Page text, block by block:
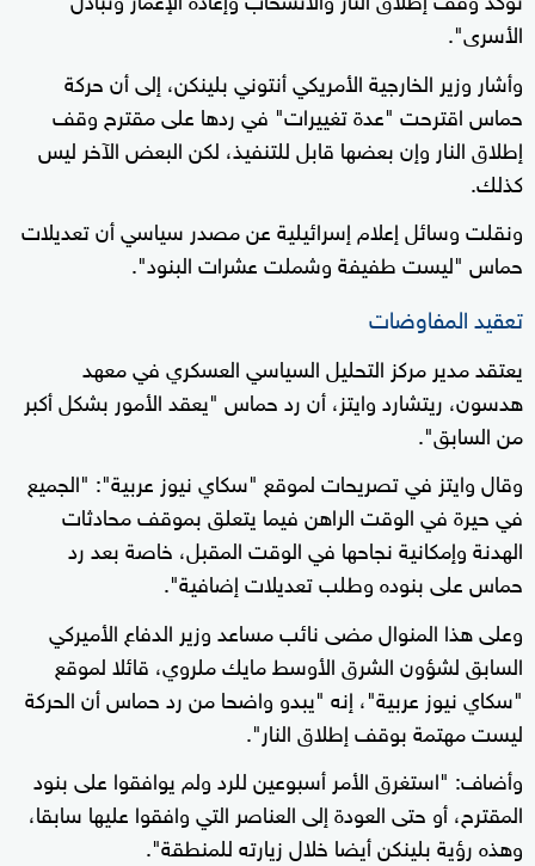
الأسرى".
وأشار وزير الخارجية الأمريكي أنتوني بلينكن، إلى أن حركة
حماس اقترحت "عدة تغييرات" في ردها على مقترح وقف
إطلاق النار وإن بعضها قابل للتنفيذ، لكن البعض الآخر ليس
كذلك.
ونقلت وسائل إعلام إسرائيلية عن مصدر سياسي أن تعديلات
حماس "ليست طفيفة وشملت عشرات البنود".
تعقيد المفاوضات
يعتقد مدير مركز التحليل السياسي العسكري في معهد
هدسون، ريتشارد وايتز، أن رد حماس "يعقد الأمور بشكل أكبر
من السابق".
وقال وايتز في تصريحات لموقع "سكاي نيوز عربية": "الجميع
في حيرة في الوقت الراهن فيما يتعلق بموقف محادثات
الهدنة وإمكانية نجاحها في الوقت المقبل، خاصة بعد رد
حماس على بنوده وطلب تعديلات إضافية".
وعلى هذا المنوال مضى نائب مساعد وزير الدفاع الأميركي
السابق لشؤون الشرق الأوسط مايك ملروي، قائلا لموقع
"سكاي نيوز عربية"، إنه "يبدو واضحا من رد حماس أن الحركة
ليست مهتمة بوقف إطلاق النار".
وأضاف: "استغرق الأمر أسبوعين للرد ولم يوافقوا على بنود
المقترح، أو حتى العودة إلى العناصر التي وافقوا عليها سابقا،
وهذه رؤية بلينكن أيضا خلال زيارته للمنطقة".